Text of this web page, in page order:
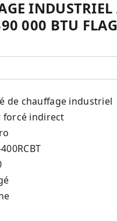
000 BTU
de chauffage industriel
forcé indirect
400RCBT